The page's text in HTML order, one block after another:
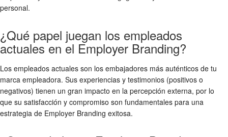
personal.
¿Qué papel juegan los empleados
actuales en el Employer Branding?
Los empleados actuales son los embajadores más auténticos de tu
marca empleadora. Sus experiencias y testimonios (positivos o
negativos) tienen un gran impacto en la percepción externa, por lo
que su satisfacción y compromiso son fundamentales para una
estrategia de Employer Branding exitosa.